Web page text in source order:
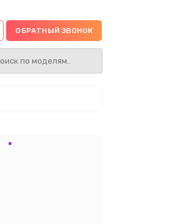
ОБРАТНЫЙ ЗВОНОК